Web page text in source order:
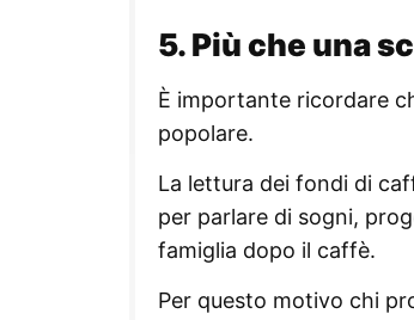
5. Più che una
È importante ricordare
popolare.
La lettura dei fondi di
per parlare di sogni,
famiglia dopo il caffè.
Per questo motivo chi